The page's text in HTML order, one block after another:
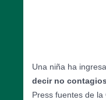
Una niña ha
decir no
Press fuentes de la